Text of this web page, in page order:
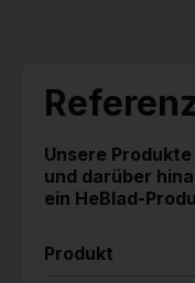
Unsere
und darüber
ein HeBlad-
Produkt